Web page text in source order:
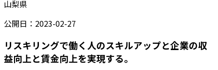
山梨県
公開日： 2023-02-27
リスキリングで働く人のスキルアップと企業の収
益向上と賃金向上を実現する。